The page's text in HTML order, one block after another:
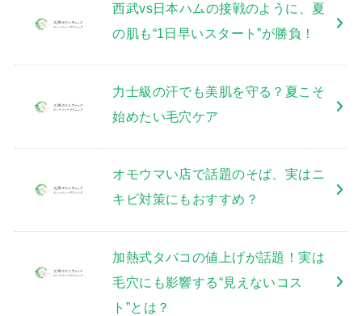
西武vs日本ハムの接戦のように、夏
の肌も“1日早いスタート”が勝負！
力士級の汗でも美肌を守る？夏こそ
始めたい毛穴ケア
オモウマい店で話題のそば、実はニ
キビ対策にもおすすめ？
加熱式タバコの値上げが話題！実は
毛穴にも影響する“見えないコス
ト”とは？